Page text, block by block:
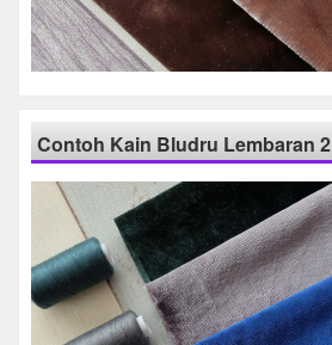
Contoh Kain Bludru Lembaran 2